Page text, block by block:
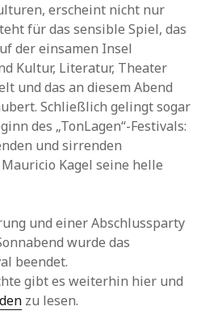
erscheint nicht nur
für das sensible Spiel, das
der einsamen Insel
Kultur, Literatur, Theater
und das an diesem Abend
Schließlich gelingt sogar
des „TonLagen“-Festivals:
und sirrenden
Kagel seine helle
und einer Abschlussparty
wurde das
beendet.
gibt es weiterhin hier und
zu lesen.